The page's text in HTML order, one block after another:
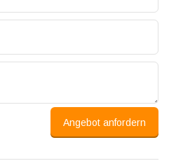
Angebot anfordern